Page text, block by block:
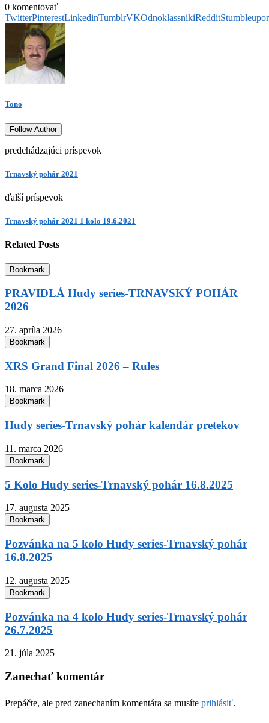
0 komentovať
TwitterPinterestLinkedinTumblrVKOdnoklassnikiReddit
Tono
Follow Author
predchádzajúci príspevok
Trnavský pohár 2021
ďalší príspevok
Trnavský pohár 2021 1 kolo 19.6.2021
Related Posts
Bookmark
PRAVIDLÁ Hudy series-TRNAVSKÝ POHÁR
2026
27. apríla 2026
Bookmark
XRS Grand Final 2026 – Rules
18. marca 2026
Bookmark
Hudy series-Trnavský pohár kalendár pretekov
11. marca 2026
Bookmark
5 Kolo Hudy series-Trnavský pohár 16.8.2025
17. augusta 2025
Bookmark
Pozvánka na 5 kolo Hudy series-Trnavský pohár
16.8.2025
12. augusta 2025
Bookmark
Pozvánka na 4 kolo Hudy series-Trnavský pohár
26.7.2025
21. júla 2025
Zanechať komentár
Prepáčte, ale pred zanechaním komentára sa musíte prihlásiť.